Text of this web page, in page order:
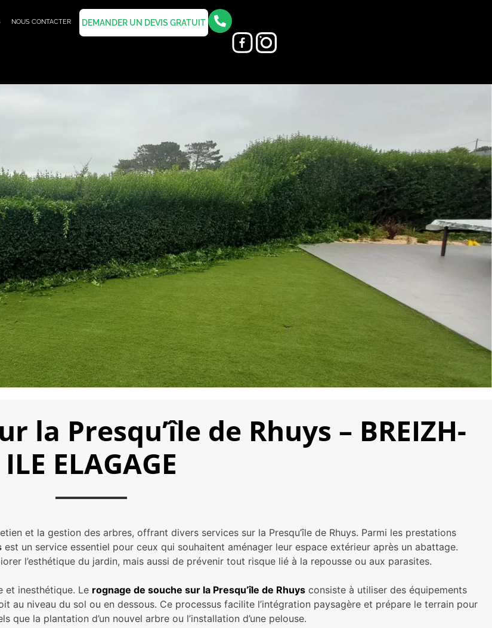
NOUS CONTACTER DEMANDER UN DEVIS GRATUIT
la Presqu’île de Rhuys – BREIZH-
ILE ELAGAGE
et la gestion des arbres, offrant divers services sur la Presqu’île de Rhuys. Parmi les prestations
est un service essentiel pour ceux qui souhaitent aménager leur espace extérieur après un abattage.
l’esthétique du jardin, mais aussi de prévenir tout risque lié à la repousse ou aux parasites.
et inesthétique. Le rognage de souche sur la Presqu’île de Rhuysconsiste à utiliser des équipements
au niveau du sol ou en dessous. Ce processus facilite l’intégration paysagère et prépare le terrain pour
que la plantation d’un nouvel arbre ou l’installation d’une pelouse.